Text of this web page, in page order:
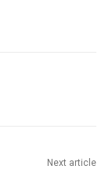
Next article